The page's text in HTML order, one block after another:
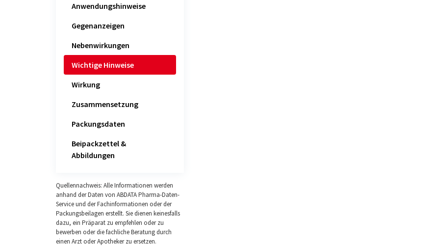
Anwendungshinweise
Gegenanzeigen
Nebenwirkungen
Wichtige Hinweise
Wirkung
Zusammensetzung
Packungsdaten
Beipackzettel &
Abbildungen
Quellennachweis: Alle Informationen werden
anhand der Daten von ABDATA Pharma-Daten-
Service und der Fachinformationen oder der
Packungsbeilagen erstellt. Sie dienen keinesfalls
dazu, ein Präparat zu empfehlen oder zu
bewerben oder die fachliche Beratung durch
einen Arzt oder Apotheker zu ersetzen.